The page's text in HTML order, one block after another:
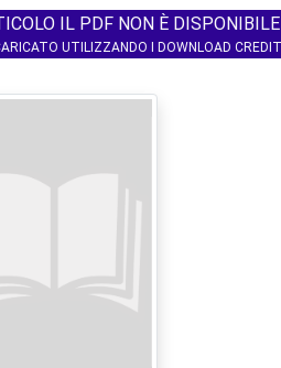
IL PDF NON È DISPONIBILE
UTILIZZANDO I DOWNLOAD CREDIT